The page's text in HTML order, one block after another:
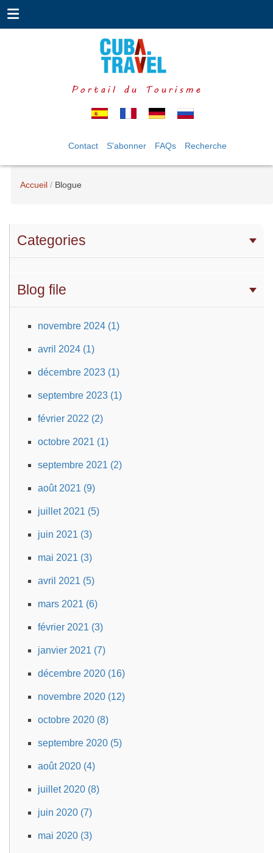
Portail du Tourisme
Contact S'abonner FAQs Recherche
Accueil Blogue
Categories
Blog file
novembre 2024 (1)
avril 2024 (1)
décembre 2023 (1)
septembre 2023 (1)
février 2022 (2)
octobre 2021 (1)
septembre 2021 (2)
août 2021 (9)
juillet 2021 (5)
juin 2021 (3)
mai 2021 (3)
avril 2021 (5)
mars 2021 (6)
février 2021 (3)
janvier 2021 (7)
décembre 2020 (16)
novembre 2020 (12)
octobre 2020 (8)
septembre 2020 (5)
août 2020 (4)
juillet 2020 (8)
juin 2020 (7)
mai 2020 (3)